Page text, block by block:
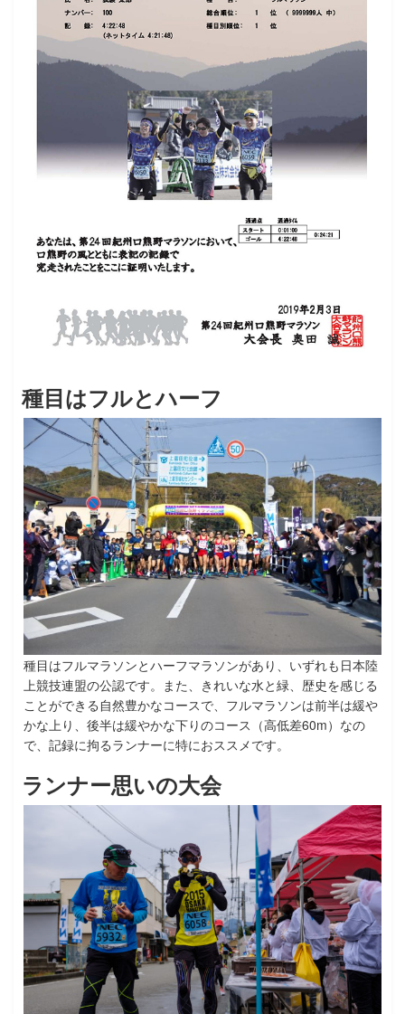
種目はフルとハーフ
種目はフルマラソンとハーフマラソンがあり、いずれも日本陸
上競技連盟の公認です。また、きれいな水と緑、歴史を感じる
ことができる自然豊かなコースで、フルマラソンは前半は緩や
かな上り、後半は緩やかな下りのコース（高低差60m）なの
で、記録に拘るランナーに特におススメです。
ランナー思いの大会